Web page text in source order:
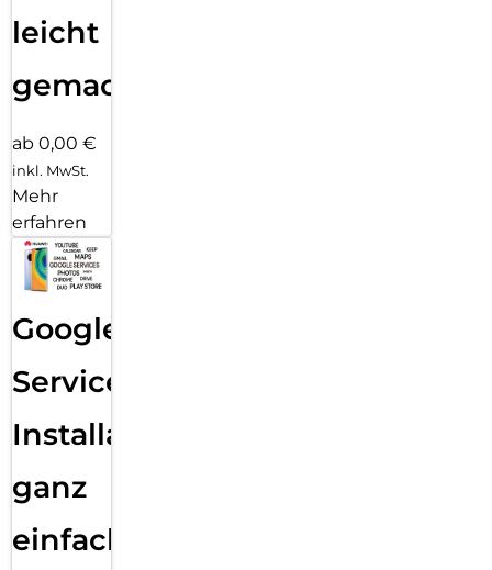
leicht
gemacht!
ab 0,00 €
inkl. MwSt.
Mehr
erfahren
Google
Services
Installation
ganz
einfach